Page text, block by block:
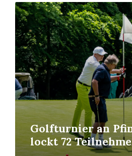
Golfturnier an
lockt 72
Mehr
erfahren